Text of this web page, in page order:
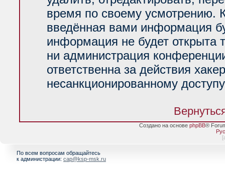
время по своему усмотрению.
введённая вами информация
информация не будет открыта
ни администрация
ответственна за действия
несанкционированному
Создано на основе phpBB®
[
По всем вопросам обращайтесь
к администрации: cap@ksp-msk.ru